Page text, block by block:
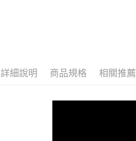
詳細說明 商品規格 相關推薦